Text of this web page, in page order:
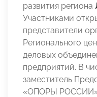
развития региона
Участниками
представители
Регионального
деловых
предприятий. В
заместитель
«ОПОРЫ РОССИИ»